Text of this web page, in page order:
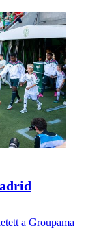
a Groupama